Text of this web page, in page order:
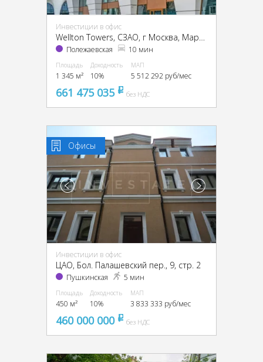
Инвестиции в офис
Полежаевская 10 мин
Площадь
1 345 м²
Доходность
10%
МАП
5 512 292 руб/мес
661 475 035 pуббез НДС
Офисы
Инвестиции в офис
ЦАО, Бол. Палашевский пер., 9, стр. 2
Пушкинская 5 мин
Площадь
450 м²
Доходность
10%
МАП
3 833 333 руб/мес
460 000 000 pуббез НДС